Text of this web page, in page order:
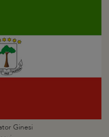
Ginesi